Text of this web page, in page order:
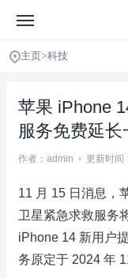
主页>科技
苹果 iPhone
服务免费延长
作者：admin • 更新时间
11 月 15 日消息，
卫星紧急求救服务
iPhone 14 新用户
务原定于 2024 年